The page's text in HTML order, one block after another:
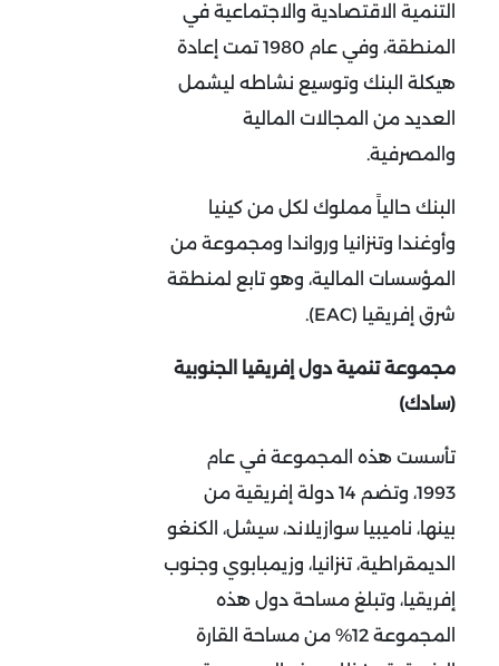
التنمية الاقتصادية والاجتماعية في
المنطقة، وفي عام 1980 تمت إعادة
هيكلة البنك وتوسيع نشاطه ليشمل
العديد من المجالات المالية
والمصرفية.
البنك حالياً مملوك لكل من كينيا
وأوغندا وتنزانيا ورواندا ومجموعة من
المؤسسات المالية، وهو تابع لمنطقة
شرق إفريقيا (EAC).
مجموعة تنمية دول إفريقيا الجنوبية
(سادك)
تأسست هذه المجموعة في عام
1993، وتضم 14 دولة إفريقية من
بينها، ناميبيا سوازيلاند، سيشل، الكنغو
الديمقراطية، تنزانيا، وزيمبابوي وجنوب
إفريقيا، وتبلغ مساحة دول هذه
المجموعة 12% من مساحة القارة